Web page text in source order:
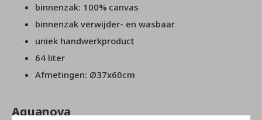
binnenzak: 100% canvas
binnenzak verwijder- en wasbaar
uniek handwerkproduct
64 liter
Afmetingen: Ø37x60cm
Aquanova